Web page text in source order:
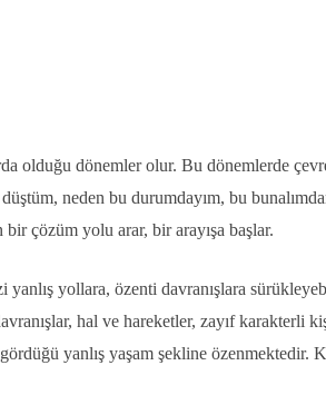
olduğu dönemler olur. Bu dönemlerde
neden bu durumdayım, bu
çözüm yolu arar, bir arayışa başlar.
yollara, özenti davranışlara
hal ve hareketler, zayıf karakterli
yanlış yaşam şekline özenmektedir.